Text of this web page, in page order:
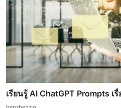
เรียนรู้ AI ChatGPT Prompts เ